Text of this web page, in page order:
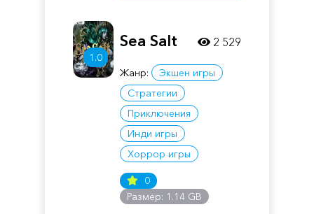
1.0
Sea Salt
Жанр:
Экшен игры
Стратегии
Приключения
Инди игры
Хоррор игры
0
Размер: 1.14 GB
2 529